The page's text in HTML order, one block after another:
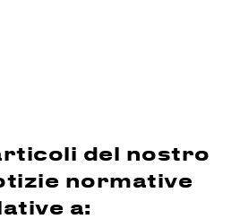
del nostro
normative
a: